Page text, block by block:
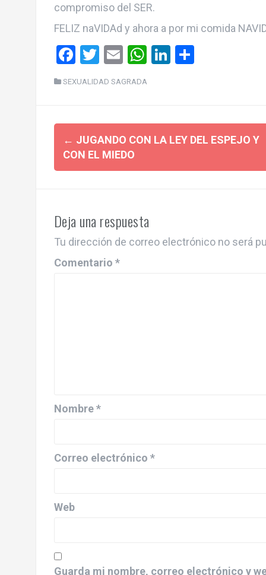
compromiso del SER.
FELIZ naVIDAd y ahora a por mi comida
F
a
o
o
k
T
wi
E
m
W
A
p
p
Li
n
C
ar
tir
SEXUALIDAD SAGRADA
Post
navigation
← JUGANDO CON LA LEY DEL ESPEJO Y
CON EL MIEDO
Deja una respuesta
Tu dirección de correo electrónico no será
Comentario *
Nombre*
Correo electrónico *
Web
Guarda mi nombre, correo electrónico y